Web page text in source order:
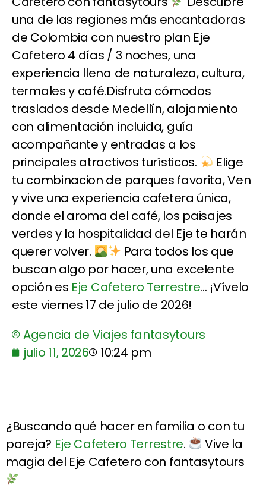
una de las regiones más encantadoras
de Colombia con nuestro plan Eje
Cafetero 4 días / 3 noches, una
experiencia llena de naturaleza, cultura,
termales y café.Disfruta cómodos
traslados desde Medellín, alojamiento
con alimentación incluida, guía
acompañante y entradas a los
principales atractivos turísticos.
Elige
tu combinacion de parques favorita, Ven
y vive una experiencia cafetera única,
donde el aroma del café, los paisajes
verdes y la hospitalidad del Eje te harán
querer volver.
Para todos los que
buscan algo por hacer, una excelente
opción es Eje Cafetero Terrestre... ¡Vívelo
este viernes 17 de julio de 2026!
Agencia de Viajes fantasytours
julio 11, 2026
10:24 pm
¿Buscando qué hacer en familia o con tu
pareja? Eje Cafetero Terrestre.
Vive la
magia del Eje Cafetero con fantasytours